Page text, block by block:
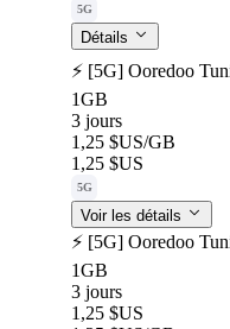
5G
Détails
⚡️ [5G] Ooredoo
1GB
3 jours
1,25 $US/GB
1,25 $US
5G
Voir les détails
⚡️ [5G] Ooredoo
1GB
3 jours
1,25 $US